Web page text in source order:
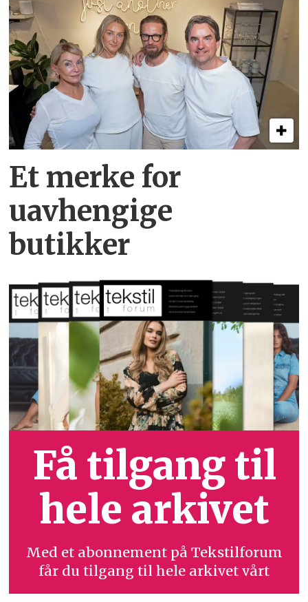
Et merke for
uavhengige
butikker
Få tilgang til
hele arkivet
Med et abonnement på Tekstilforum
får du tilgang til hele arkivet vårt